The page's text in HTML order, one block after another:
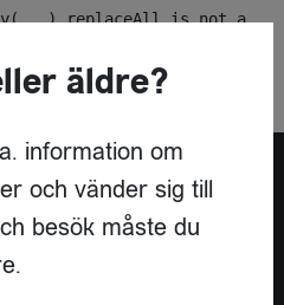
is not a
äldre?
information om
och vänder sig till
besök måste du